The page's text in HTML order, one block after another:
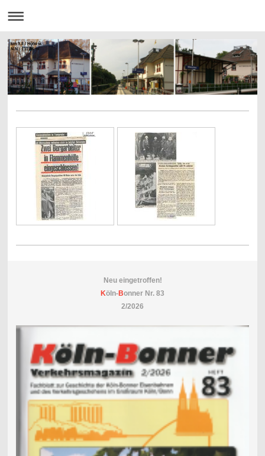
km 9,8 / Höhe ü.
N.N.: 131,86 m
Neu eingetroffen!
Köln-Bonner Nr. 83
2/2026